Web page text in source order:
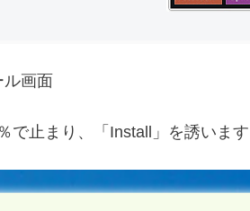
画面
で止まり、「Install」を誘いま